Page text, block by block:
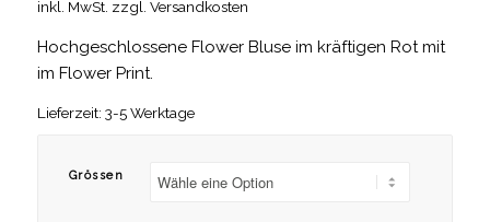
inkl. MwSt. zzgl. Versandkosten
Hochgeschlossene Flower Bluse im kräftigen Rot mit
im Flower Print.
Lieferzeit: 3-5 Werktage
Grössen